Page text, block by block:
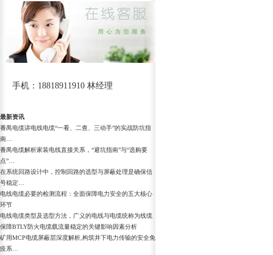
手机：18818911910 林经理
最新资讯
番禺电缆讲电线电缆“一看、二查、三动手”的实战防坑指
南…
番禺电缆解析家装电线直接关系，“避坑指南”与“选购要
点”…
在系统回路设计中，控制回路的选型与屏蔽处理是确保信
号稳定…
电线电缆必要的检测流程：全面保障电力安全的五大核心
环节
电线电缆类型及选型方法，广义的电线与电缆统称为线缆
保障BTLY防火电缆载流量稳定的关键影响因素分析
矿用MCP电缆屏蔽层深度解析,构筑井下电力传输的安全免
疫系…